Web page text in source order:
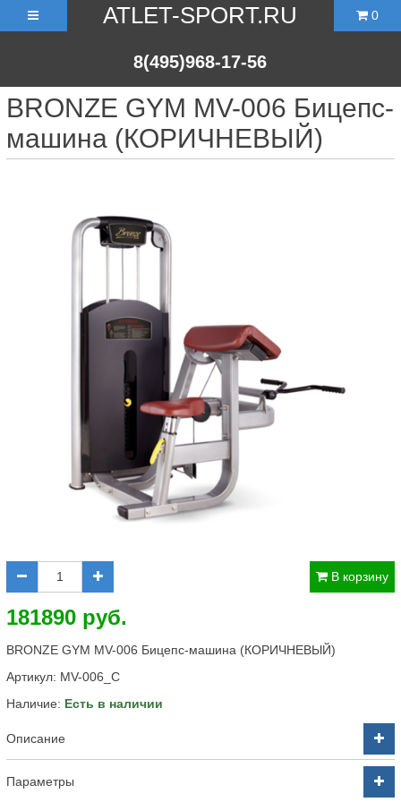
ATLET-SPORT.RU
8(495)968-17-56
0
BRONZE GYM MV-006 Бицепс-
машина (КОРИЧНЕВЫЙ)
В корзину
181890 руб.
BRONZE GYM MV-006 Бицепс-машина (КОРИЧНЕВЫЙ)
Артикул: MV-006_C
Наличие: Есть в наличии
Описание
Параметры